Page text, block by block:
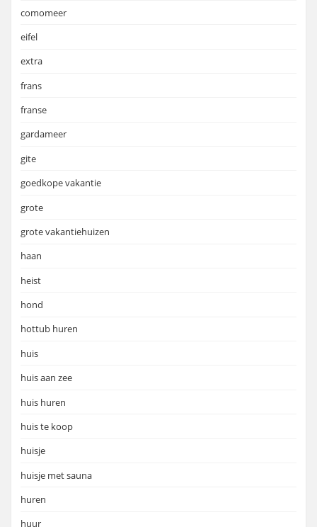
comomeer
eifel
extra
frans
franse
gardameer
gite
goedkope vakantie
grote
grote vakantiehuizen
haan
heist
hond
hottub huren
huis
huis aan zee
huis huren
huis te koop
huisje
huisje met sauna
huren
huur